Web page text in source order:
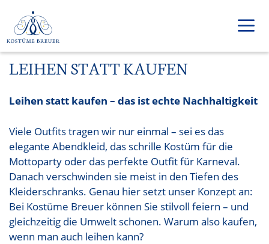
Inhalt
springen
LEIHEN STATT KAUFEN
Leihen statt kaufen – das ist echte Nachhaltigkeit
Viele Outfits tragen wir nur einmal – sei es das
elegante Abendkleid, das schrille Kostüm für die
Mottoparty oder das perfekte Outfit für Karneval.
Danach verschwinden sie meist in den Tiefen des
Kleiderschranks. Genau hier setzt unser Konzept an:
Bei Kostüme Breuer können Sie stilvoll feiern – und
gleichzeitig die Umwelt schonen. Warum also kaufen,
wenn man auch leihen kann?